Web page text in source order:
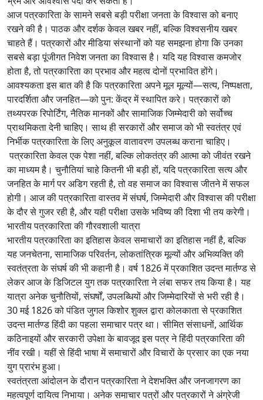
आज पत्रकारिता के सामने सबसे बड़ी परीक्षा जनता के विश्वास को बनाए
रखने की है। पाठक और दर्शक केवल खबर नहीं, बल्कि विश्वसनीय खबर
चाहते हैं। पत्रकारों और मीडिया संस्थानों को यह समझना होगा कि उनका
सबसे बड़ा पूंजीगत निवेश जनता का विश्वास है। यदि यह विश्वास कमजोर
होता है, तो पत्रकारिता का प्रभाव और महत्व दोनों प्रभावित होंगे।
आवश्यकता इस बात की है कि पत्रकारिता अपने मूल मूल्यों—सत्य, निष्पक्षता,
पारदर्शिता और जनहित—को पुन: केंद्र में स्थापित करे। पत्रकारों को
तथ्यपरक रिपोर्टिंग, नैतिक मानकों और सामाजिक जिम्मेदारी को सर्वोच्च
प्राथमिकता देनी चाहिए। साथ ही सरकारों और समाज को भी स्वतंत्र एवं
निर्भीक पत्रकारिता के लिए अनुकूल वातावरण उपलब्ध कराना चाहिए।
पत्रकारिता केवल एक पेशा नहीं, बल्कि लोकतंत्र की आत्मा को जीवंत रखने
का माध्यम है। चुनौतियां चाहे कितनी भी बड़ी हों, यदि पत्रकारिता सत्य और
जनहित के मार्ग पर अडिग रहती है, तो वह समाज का विश्वास जीतने में सफल
होगी। आज की पत्रकारिता वास्तव में संघर्ष, जिम्मेदारी और विश्वास की परीक्षा
के दौर से गुजर रही है, और यही परीक्षा उसके भविष्य की दिशा भी तय करेगी।
भारतीय पत्रकारिता की गौरवशाली यात्रा
भारतीय पत्रकारिता का इतिहास केवल समाचारों का इतिहास नहीं है, बल्कि
यह जनचेतना, सामाजिक परिवर्तन, लोकतांत्रिक मूल्यों और अभिव्यक्ति की
स्वतंत्रता के संघर्ष की भी कहानी है। वर्ष 1826 में प्रकाशित उदन्त मार्तण्ड से
लेकर आज के डिजिटल युग तक पत्रकारिता ने लंबा सफर तय किया है। यह
यात्रा अनेक चुनौतियों, संघर्षों, उपलब्धियों और जिम्मेदारियों से भरी रही है।
30 मई 1826 को पंडित जुगल किशोर शुक्ल द्वारा कोलकाता से प्रकाशित
उदन्त मार्तण्ड हिंदी का पहला समाचार पत्र था। सीमित संसाधनों, आर्थिक
कठिनाइयों और सरकारी उपेक्षा के बावजूद इस पत्र ने हिंदी पत्रकारिता की
नींव रखी। यहीं से हिंदी भाषा में समाचारों और विचारों के प्रसार का एक नया
युग प्रारंभ हुआ।
स्वतंत्रता आंदोलन के दौरान पत्रकारिता ने देशभक्ति और जनजागरण का
महत्वपूर्ण दायित्व निभाया। अनेक समाचार पत्रों और पत्रकारों ने अंग्रेजी